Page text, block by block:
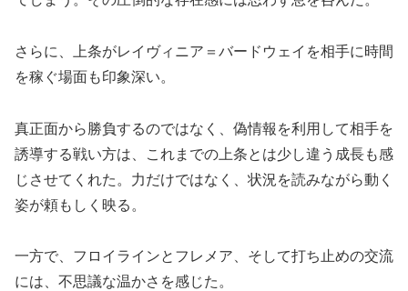
さらに、上条がレイヴィニア＝バードウェイを相手に時間
を稼ぐ場面も印象深い。
真正面から勝負するのではなく、偽情報を利用して相手を
誘導する戦い方は、これまでの上条とは少し違う成長も感
じさせてくれた。力だけではなく、状況を読みながら動く
姿が頼もしく映る。
一方で、フロイラインとフレメア、そして打ち止めの交流
には、不思議な温かさを感じた。